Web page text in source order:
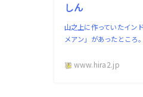
しん
山之上に作っていたイン
メアン」があったところ
www.hira2.jp